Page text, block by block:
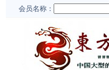
会员名称：